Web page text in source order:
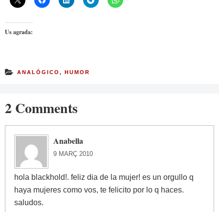
Us agrada:
ANALÓGICO , HUMOR
2 Comments
Anabella
9 MARÇ 2010
hola blackhold!. feliz dia de la mujer! es un orgullo q
haya mujeres como vos, te felicito por lo q haces.
saludos.